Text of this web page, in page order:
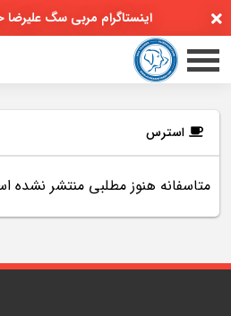
اینستاگرام مربی سگ
صفحه اصلی
پادکست سگ ها
استرس
متاسفانه هنوز مطلبی منتشر نشده